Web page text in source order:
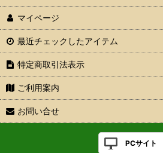
マイページ
最近チェックしたアイテム
特定商取引法表示
ご利用案内
お問い合せ
PCサイト